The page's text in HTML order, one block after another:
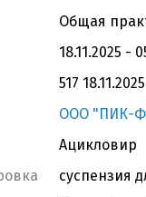
Общая
18.11.2025 -
517 18.11.2025
ООО "ПИК-
Ацикловир
суспензия